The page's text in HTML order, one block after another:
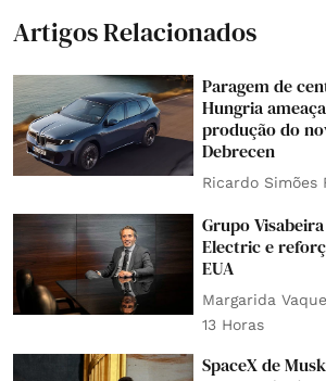
Artigos Relacionados
Paragem de
Hungria
produção do
Debrecen
Ricardo Simões
Grupo
Electric e
EUA
Margarida
13 Horas
SpaceX de